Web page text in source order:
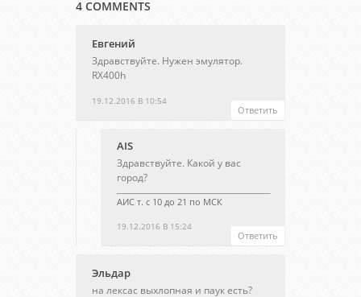
4 COMMENTS
Евгений
19.12.2016 В 10:54
Здравствуйте. Нужен эмулятор.
RX400h
Ответить
AIS
19.12.2016 В 15:24
Здравствуйте. Какой у вас
город?
АИС т. с 10 до 21 по МСК
Ответить
Эльдар
на лексас выхлопная и паук есть?